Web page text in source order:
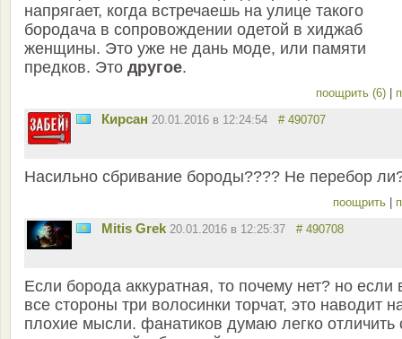
напрягает, когда встречаешь на улице такого
бородача в сопровождении одетой в хиджаб
женщины. Это уже не дань моде, или памяти
предков. Это другое.
поощрить (6)
Кирсан 20.01.2016 в 12:24:54 # 490707
Насильно сбривание бороды???? Не перебор
поощрить
Mitis Grek 20.01.2016 в 12:25:37 # 490708
Если борода аккуратная, то почему нет? но если
все стороны три волосинки торчат, это наводит
плохие мысли. фанатиков думаю легко отличить